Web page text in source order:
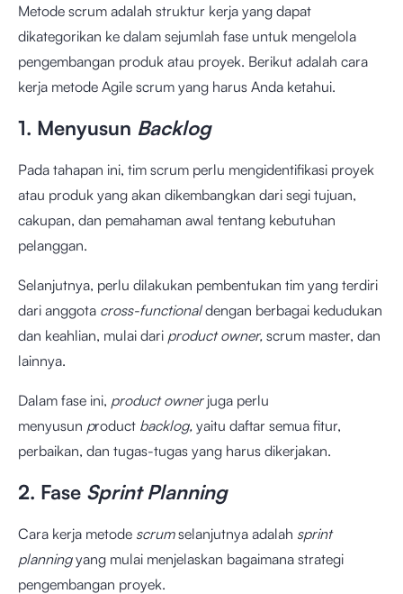
Metode scrum adalah struktur kerja yang dapat
dikategorikan ke dalam sejumlah fase untuk mengelola
pengembangan produk atau proyek. Berikut adalah cara
kerja metode Agile scrum yang harus Anda ketahui.
1. Menyusun Backlog
Pada tahapan ini, tim scrum perlu mengidentifikasi proyek
atau produk yang akan dikembangkan dari segi tujuan,
cakupan, dan pemahaman awal tentang kebutuhan
pelanggan.
Selanjutnya, perlu dilakukan pembentukan tim yang terdiri
dari anggota cross-functionaldengan berbagai kedudukan
dan keahlian, mulai dari product owner, scrum master, dan
lainnya.
Dalam fase ini, product owner juga perlu
menyusun product backlog, yaitu daftar semua fitur,
perbaikan, dan tugas-tugas yang harus dikerjakan.
2. Fase Sprint Planning
Cara kerja metode scrumselanjutnya adalah sprint
planningyang mulai menjelaskan bagaimana strategi
pengembangan proyek.